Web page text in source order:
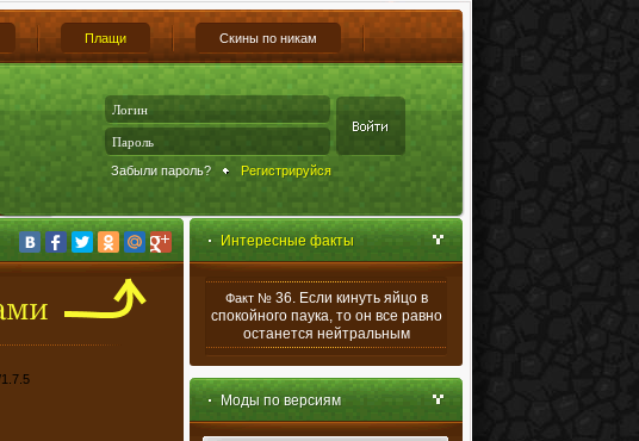
Плащи Скины по никам
Забыли пароль? Регистрируйся
Интересные факты
Факт № 36. Если кинуть яйцо в
спокойного паука, то он все равно
останется нейтральным
Моды по версиям